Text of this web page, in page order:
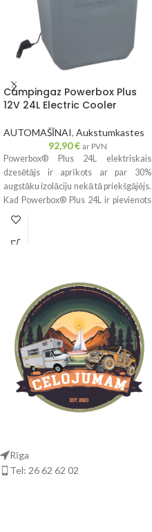
Campingaz Powerbox Plus
12V 24L Electric Cooler
AUTOMAŠĪNAI, Aukstumkastes
92,90€ ar PVN
Powerbox® Plus 24L elektriskais
dzesētājs ir aprīkots ar par 30%
augstāku izolāciju nekā tā priekšgājējs.
Kad Powerbox® Plus 24L ir pievienots
elektrībai, izmantojot transformatoru,
apkārtējās vides temperatūru.
nepamodinās naktī! Strāvas vadu un
kontaktdakšu var arī viegli noņemt un
ērti uzglabāt dzesētājā, kad tas netiek
lietots. Cooler Powerbox® Plus 24L ir
pretmikrobu odere, kas iegūta no
ķīmiskas piedevas, kas injicēta
starplikas plastmasā. Ar jaunu un
modernu formu, kas izgatavota no
stipra un bieza polipropilēna, šis
dzesētājs stundām ilgi saglabā vēsumu
Rīga
Tel: 26 62 62 02